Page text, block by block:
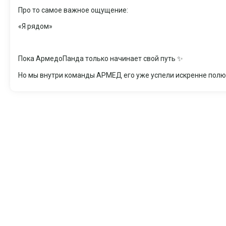
Про то самое важное ощущение:
«Я рядом»
Пока АрмедоПанда только начинает свой путь ✨
Но мы внутри команды АРМЕД его уже успели искренне